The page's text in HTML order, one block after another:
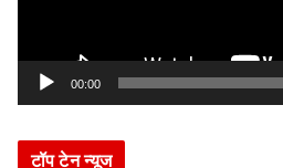
e
00:00
टॉप टेन न्यूज